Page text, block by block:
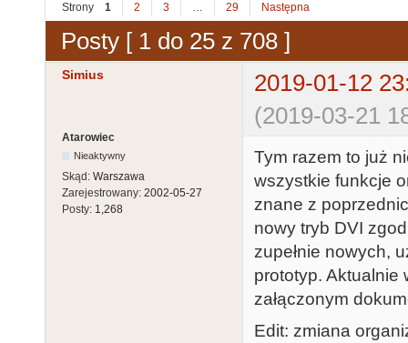
Strony 1 2 3 … 29 Następna
Posty [ 1 do 25 z 708 ]
Simius
2019-01-12
(2019-03-21
Atarowiec
Nieaktywny
Skąd: Warszawa
Zarejestrowany: 2002-05-27
Posty: 1,268
Tym razem to już
wszystkie funkcje
znane z
nowy tryb DVI
zupełnie nowych,
prototyp. Aktualnie
załączonym
Edit: zmiana